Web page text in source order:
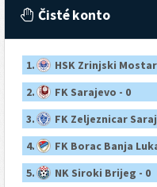
Čisté konto
1.
HSK Zrinjski
2.
FK Sarajevo - 0
3.
FK Zeljeznicar
4.
FK Borac Banja
5.
NK Siroki Brijeg - 0